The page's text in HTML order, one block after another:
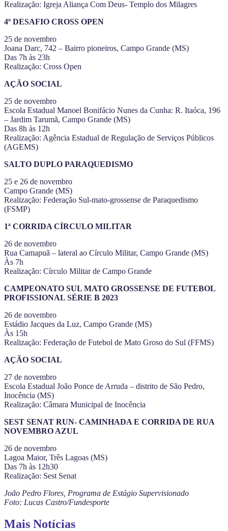
Realização: Igreja Aliança Com Deus- Templo dos Milagres
4º DESAFIO CROSS OPEN
25 de novembro
Joana Darc, 742 – Bairro pioneiros, Campo Grande (MS)
Das 7h às 23h
Realização: Cross Open
AÇÃO SOCIAL
25 de novembro
Escola Estadual Manoel Bonifácio Nunes da Cunha: R. Itaóca, 196
– Jardim Tarumã, Campo Grande (MS)
Das 8h às 12h
Realização: Agência Estadual de Regulação de Serviços Públicos
(AGEMS)
SALTO DUPLO PARAQUEDISMO
25 e 26 de novembro
Campo Grande (MS)
Realização: Federação Sul-mato-grossense de Paraquedismo
(FSMP)
1ª CORRIDA CÍRCULO MILITAR
26 de novembro
Rua Camapuã – lateral ao Círculo Militar, Campo Grande (MS)
Às 7h
Realização: Círculo Militar de Campo Grande
CAMPEONATO SUL MATO GROSSENSE DE FUTEBOL
PROFISSIONAL SÉRIE B 2023
26 de novembro
Estádio Jacques da Luz, Campo Grande (MS)
Às 15h
Realização: Federação de Futebol de Mato Groso do Sul (FFMS)
AÇÃO SOCIAL
27 de novembro
Escola Estadual João Ponce de Arruda – distrito de São Pedro,
Inocência (MS)
Realização: Câmara Municipal de Inocência
SEST SENAT RUN- CAMINHADA E CORRIDA DE RUA
NOVEMBRO AZUL
26 de novembro
Lagoa Maior, Três Lagoas (MS)
Das 7h às 12h30
Realização: Sest Senat
João Pedro Flores, Programa de Estágio Supervisionado
Foto: Lucas Castro/Fundesporte
Mais Notícias